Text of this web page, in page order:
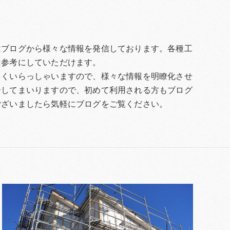
ログから様々な情報を発信しております。各種工
考にしていただけます。
いらっしゃいますので、様々な情報を明瞭化させ
てまいりますので、初めて利用される方もブログ
いましたら気軽にブログをご覧ください。